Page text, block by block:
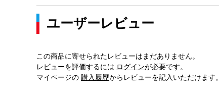
ユーザーレビュー
この商品に寄せられたレビューはまだありません。
レビューを評価するには ログインが必要です。
マイページの 購入履歴からレビューを記入いただけます。